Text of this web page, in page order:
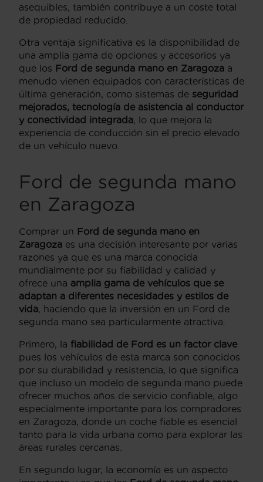
asequibles, también contribuye a un coste total
de propiedad reducido.
Otra ventaja significativa es la disponibilidad de
una amplia gama de opciones y accesorios ya
que los Ford de segunda mano en Zaragoza a
menudo vienen equipados con características de
última generación, como sistemas de seguridad
mejorados, tecnología de asistencia al conductor
y conectividad integrada , lo que mejora la
experiencia de conducción sin el precio elevado
de un vehículo nuevo.
Ford de segunda mano
en Zaragoza
Comprar un Ford de segunda mano en
Zaragoza es una decisión interesante por varias
razones ya que es una marca conocida
mundialmente por su fiabilidad y calidad y
ofrece una amplia gama de vehículos que se
adaptan a diferentes necesidades y estilos de
vida , haciendo que la inversión en un Ford de
segunda mano sea particularmente atractiva.
Primero, la fiabilidad de Ford es un factor clave
pues los vehículos de esta marca son conocidos
por su durabilidad y resistencia, lo que significa
que incluso un modelo de segunda mano puede
ofrecer muchos años de servicio confiable, algo
especialmente importante para los compradores
en Zaragoza, donde un coche fiable es esencial
tanto para la vida urbana como para explorar las
áreas rurales cercanas.
En segundo lugar, la economía es un aspecto